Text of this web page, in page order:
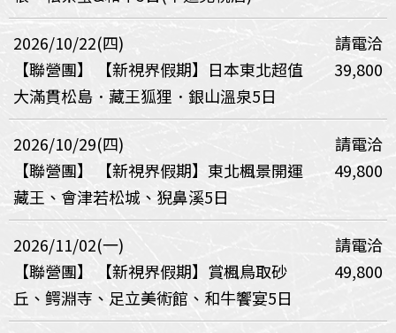
2026/10/22(四)
請電洽
【聯營團】
【新視界假期】日本東北超值
大滿貫松島．藏王狐狸．銀山溫泉5日
39,800
2026/10/29(四)
請電洽
【聯營團】
【新視界假期】東北楓景開運
藏王、會津若松城、猊鼻溪5日
49,800
2026/11/02(一)
請電洽
【聯營團】
【新視界假期】賞楓鳥取砂
丘、鳄淵寺、足立美術館、和牛饗宴5日
49,800